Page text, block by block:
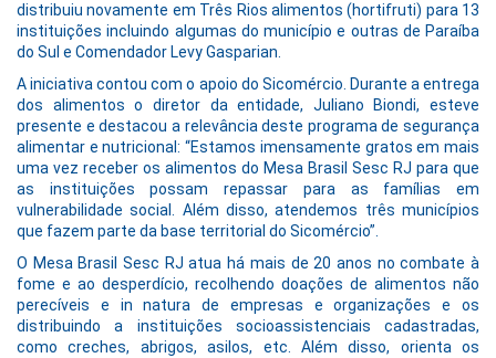
distribuiu novamente em Três Rios alimentos (hortifruti) para 13
instituições incluindo algumas do município e outras de Paraíba
do Sul e Comendador Levy Gasparian.
A iniciativa contou com o apoio do Sicomércio. Durante a entrega
dos alimentos o diretor da entidade, Juliano Biondi, esteve
presente e destacou a relevância deste programa de segurança
alimentar e nutricional: “Estamos imensamente gratos em mais
uma vez receber os alimentos do Mesa Brasil Sesc RJ para que
as instituições possam repassar para as famílias em
vulnerabilidade social. Além disso, atendemos três municípios
que fazem parte da base territorial do Sicomércio”.
O Mesa Brasil Sesc RJ atua há mais de 20 anos no combate à
fome e ao desperdício, recolhendo doações de alimentos não
perecíveis e in natura de empresas e organizações e os
distribuindo a instituições socioassistenciais cadastradas,
como creches, abrigos, asilos, etc. Além disso, orienta os